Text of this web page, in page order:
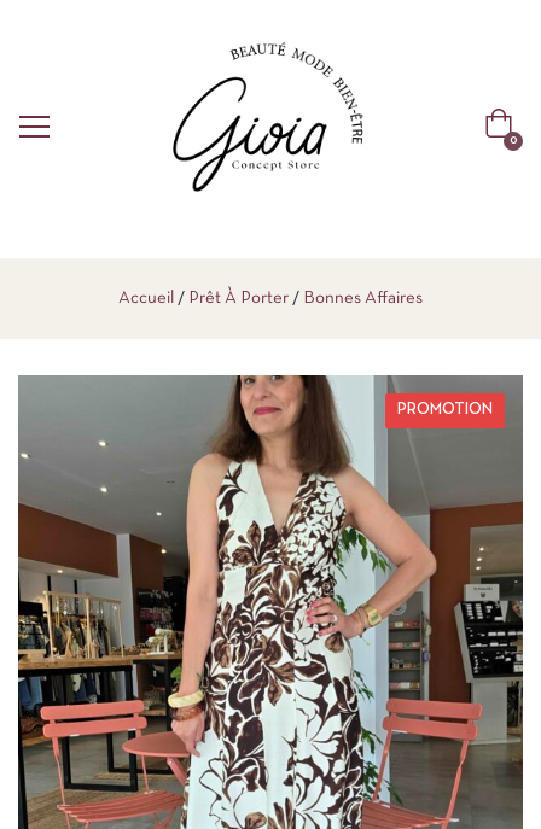
0
Accueil Prêt À Porter Bonnes Affaires
PROMOTION